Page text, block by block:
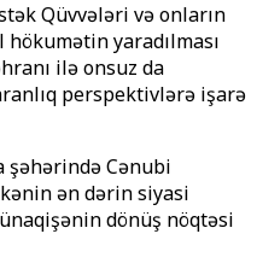
Qüvvələri və onların
yaradılması
ilə onsuz da
perspektivlərə işarə
şəhərində Cənubi
ən dərin siyasi
dönüş nöqtəsi